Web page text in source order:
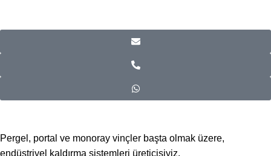
Pergel, portal ve monoray vinçler başta olmak üzere,
endüstriyel kaldırma sistemleri üreticisiyiz.